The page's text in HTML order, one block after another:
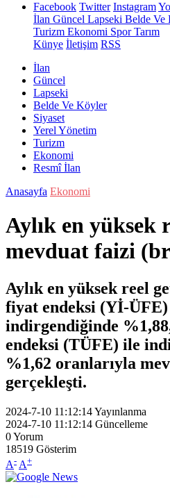
Facebook Twitter Instagram
İlan Güncel Lapseki Belde Ve
Turizm Ekonomi SporTarım
Künye İletişim RSS
İlan
Güncel
Lapseki
Belde Ve Köyler
Siyaset
Yerel Yönetim
Turizm
Ekonomi
Resmî İlan
Anasayfa Ekonomi
Aylık en yüksek
mevduat faizi
Aylık en yüksek reel
fiyat endeksi (Yİ-
indirgendiğinde
endeksi (TÜFE) ile
%1,62 oranlarıyla
gerçekleşti.
2024-7-10 11:12:14Yayınlanma
2024-7-10 11:12:14 Güncelleme
0Yorum
18519 Gösterim
A- A+